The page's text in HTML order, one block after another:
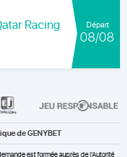
Racing Départ
08/08
de GENYBET